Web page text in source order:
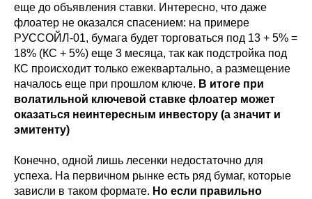
еще до объявления ставки. Интересно, что даже
флоатер не оказался спасением: на примере
РУССОЙЛ-01, бумага будет торговаться под 13 + 5% =
18% (КС + 5%) еще 3 месяца, так как подстройка под
КС происходит только ежеквартально, а размещение
началось еще при прошлом ключе. В итоге при
волатильной ключевой ставке флоатер может
оказаться неинтересным инвестору (а значит и
эмитенту)
Конечно, одной лишь лесенки недостаточно для
успеха. На первичном рынке есть ряд бумаг, которые
зависли в таком формате. Но если правильно